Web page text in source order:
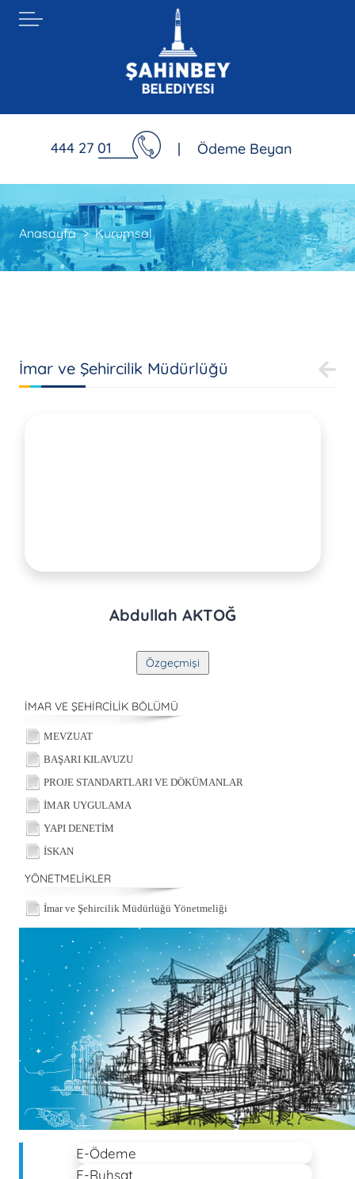
444 27 01 | Ödeme Beyan
Anasayfa Kurumsal
İmar ve Şehircilik Müdürlüğü
Abdullah AKTOĞ
İMAR VE ŞEHİRCİLİK BÖLÜMÜ
MEVZUAT
BAŞARI KILAVUZU
PROJE STANDARTLARI VE DÖKÜMANLAR
İMAR UYGULAMA
YAPI DENETİM
İSKAN
YÖNETMELİKLER
İmar ve Şehircilik Müdürlüğü Yönetmeliği
E-Ödeme
E-Ruhsat